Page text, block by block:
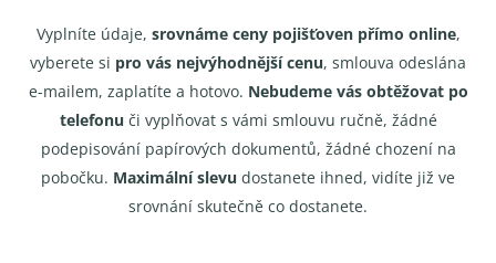
Vyplníte údaje, srovnáme ceny pojišťoven přímo online,
vyberete si pro vás nejvýhodnější cenu, smlouva odeslána
e-mailem, zaplatíte a hotovo. Nebudeme vás obtěžovat po
telefonu či vyplňovat s vámi smlouvu ručně, žádné
podepisování papírových dokumentů, žádné chození na
pobočku. Maximální slevu dostanete ihned, vidíte již ve
srovnání skutečně co dostanete.